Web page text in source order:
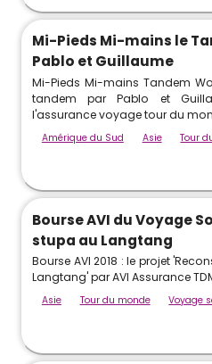
Mi-Pieds Mi-mains le
Pablo et Guillaume
Mi-Pieds Mi-mains Tandem
tandem par Pablo et
l'assurance voyage tour du
Amérique du Sud Asie Tour
Bourse AVI du Voyage
stupa au Langtang
Bourse AVI 2018 : le projet
Langtang' par AVI Assurance
Asie Tour du monde Voyage